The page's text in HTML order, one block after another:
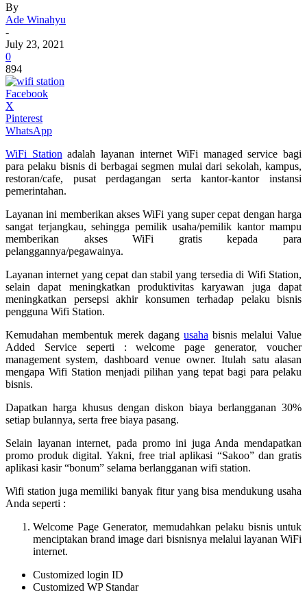
By
Ade Winahyu
-
July 23, 2021
0
894
Facebook
X
Pinterest
WhatsApp
WiFi Station adalah layanan internet WiFi managed service bagi
para pelaku bisnis di berbagai segmen mulai dari sekolah, kampus,
restoran/cafe, pusat perdagangan serta kantor-kantor instansi
pemerintahan.
Layanan ini memberikan akses WiFi yang super cepat dengan harga
sangat terjangkau, sehingga pemilik usaha/pemilik kantor mampu
memberikan akses WiFi gratis kepada para
pelanggannya/pegawainya.
Layanan internet yang cepat dan stabil yang tersedia di Wifi Station,
selain dapat meningkatkan produktivitas karyawan juga dapat
meningkatkan persepsi akhir konsumen terhadap pelaku bisnis
pengguna Wifi Station.
Kemudahan membentuk merek dagang usaha bisnis melalui Value
Added Service seperti : welcome page generator, voucher
management system, dashboard venue owner. Itulah satu alasan
mengapa Wifi Station menjadi pilihan yang tepat bagi para pelaku
bisnis.
Dapatkan harga khusus dengan diskon biaya berlangganan 30%
setiap bulannya, serta free biaya pasang.
Selain layanan internet, pada promo ini juga Anda mendapatkan
promo produk digital. Yakni, free trial aplikasi “Sakoo” dan gratis
aplikasi kasir “bonum” selama berlangganan wifi station.
Wifi station juga memiliki banyak fitur yang bisa mendukung usaha
Anda seperti :
Welcome Page Generator, memudahkan pelaku bisnis untuk
menciptakan brand image dari bisnisnya melalui layanan WiFi
internet.
Customized login ID
Customized WP Standar